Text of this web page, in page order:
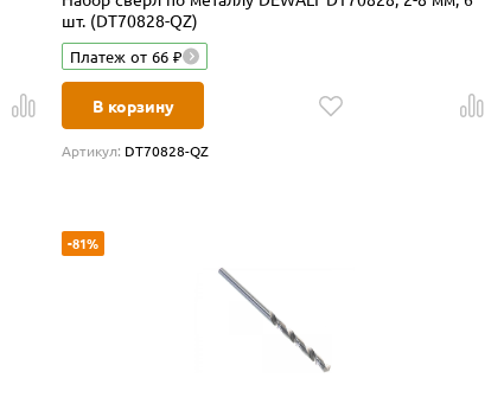
шт. (DT70828-QZ)
Платеж от 66 ₽
В корзину
Артикул: DT70828-QZ
-81%